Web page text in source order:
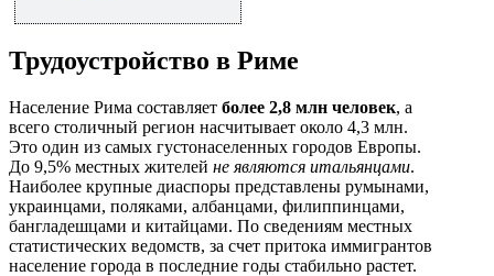
Трудоустройство в Риме
Население Рима составляет более 2,8 млн человек, а
всего столичный регион насчитывает около 4,3 млн.
Это один из самых густонаселенных городов Европы.
До 9,5% местных жителей не являются итальянцами.
Наиболее крупные диаспоры представлены румынами,
украинцами, поляками, албанцами, филиппинцами,
бангладешцами и китайцами. По сведениям местных
статистических ведомств, за счет притока иммигрантов
население города в последние годы стабильно растет.